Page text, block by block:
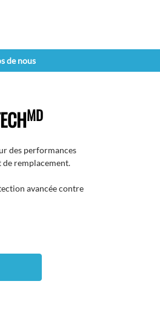
de nous
MD
des performances
remplacement.
avancée contre